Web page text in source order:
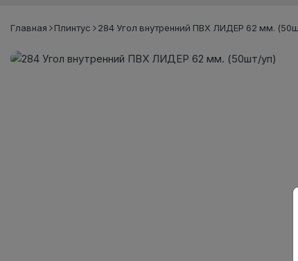
Главная Плинтус 284 Угол внутренний ПВХ ЛИДЕР 62 мм.